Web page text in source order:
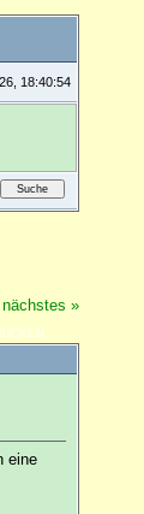
18:40:54
nächstes »
eine